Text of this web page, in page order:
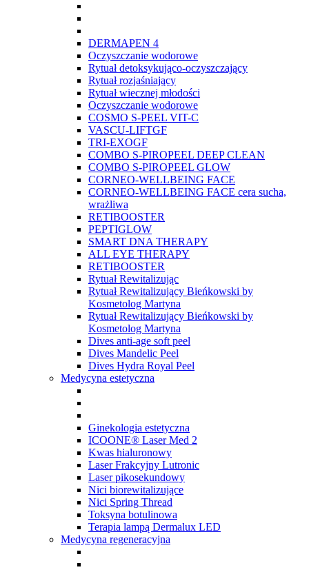
DERMAPEN 4
Oczyszczanie wodorowe
Rytuał detoksykująco-oczyszczający
Rytuał rozjaśniający
Rytuał wiecznej młodości
Oczyszczanie wodorowe
COSMO S-PEEL VIT-C
VASCU-LIFTGF
TRI-EXOGF
COMBO S-PIROPEEL DEEP CLEAN
COMBO S-PIROPEEL GLOW
CORNEO-WELLBEING FACE
CORNEO-WELLBEING FACE cera sucha,
wrażliwa
RETIBOOSTER
PEPTIGLOW
SMART DNA THERAPY
ALL EYE THERAPY
RETIBOOSTER
Rytuał Rewitalizując
Rytuał Rewitalizujący Bieńkowski by
Kosmetolog Martyna
Rytuał Rewitalizujący Bieńkowski by
Kosmetolog Martyna
Dives anti-age soft peel
Dives Mandelic Peel
Dives Hydra Royal Peel
Medycyna estetyczna
Ginekologia estetyczna
ICOONE® Laser Med 2
Kwas hialuronowy
Laser Frakcyjny Lutronic
Laser pikosekundowy
Nici biorewitalizujące
Nici Spring Thread
Toksyna botulinowa
Terapia lampą Dermalux LED
Medycyna regeneracyjna